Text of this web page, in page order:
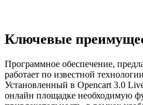
Ключевые
Программное обеспечение,
работает по известной
Установленный в Opencart 3.0
онлайн площадке необходимую